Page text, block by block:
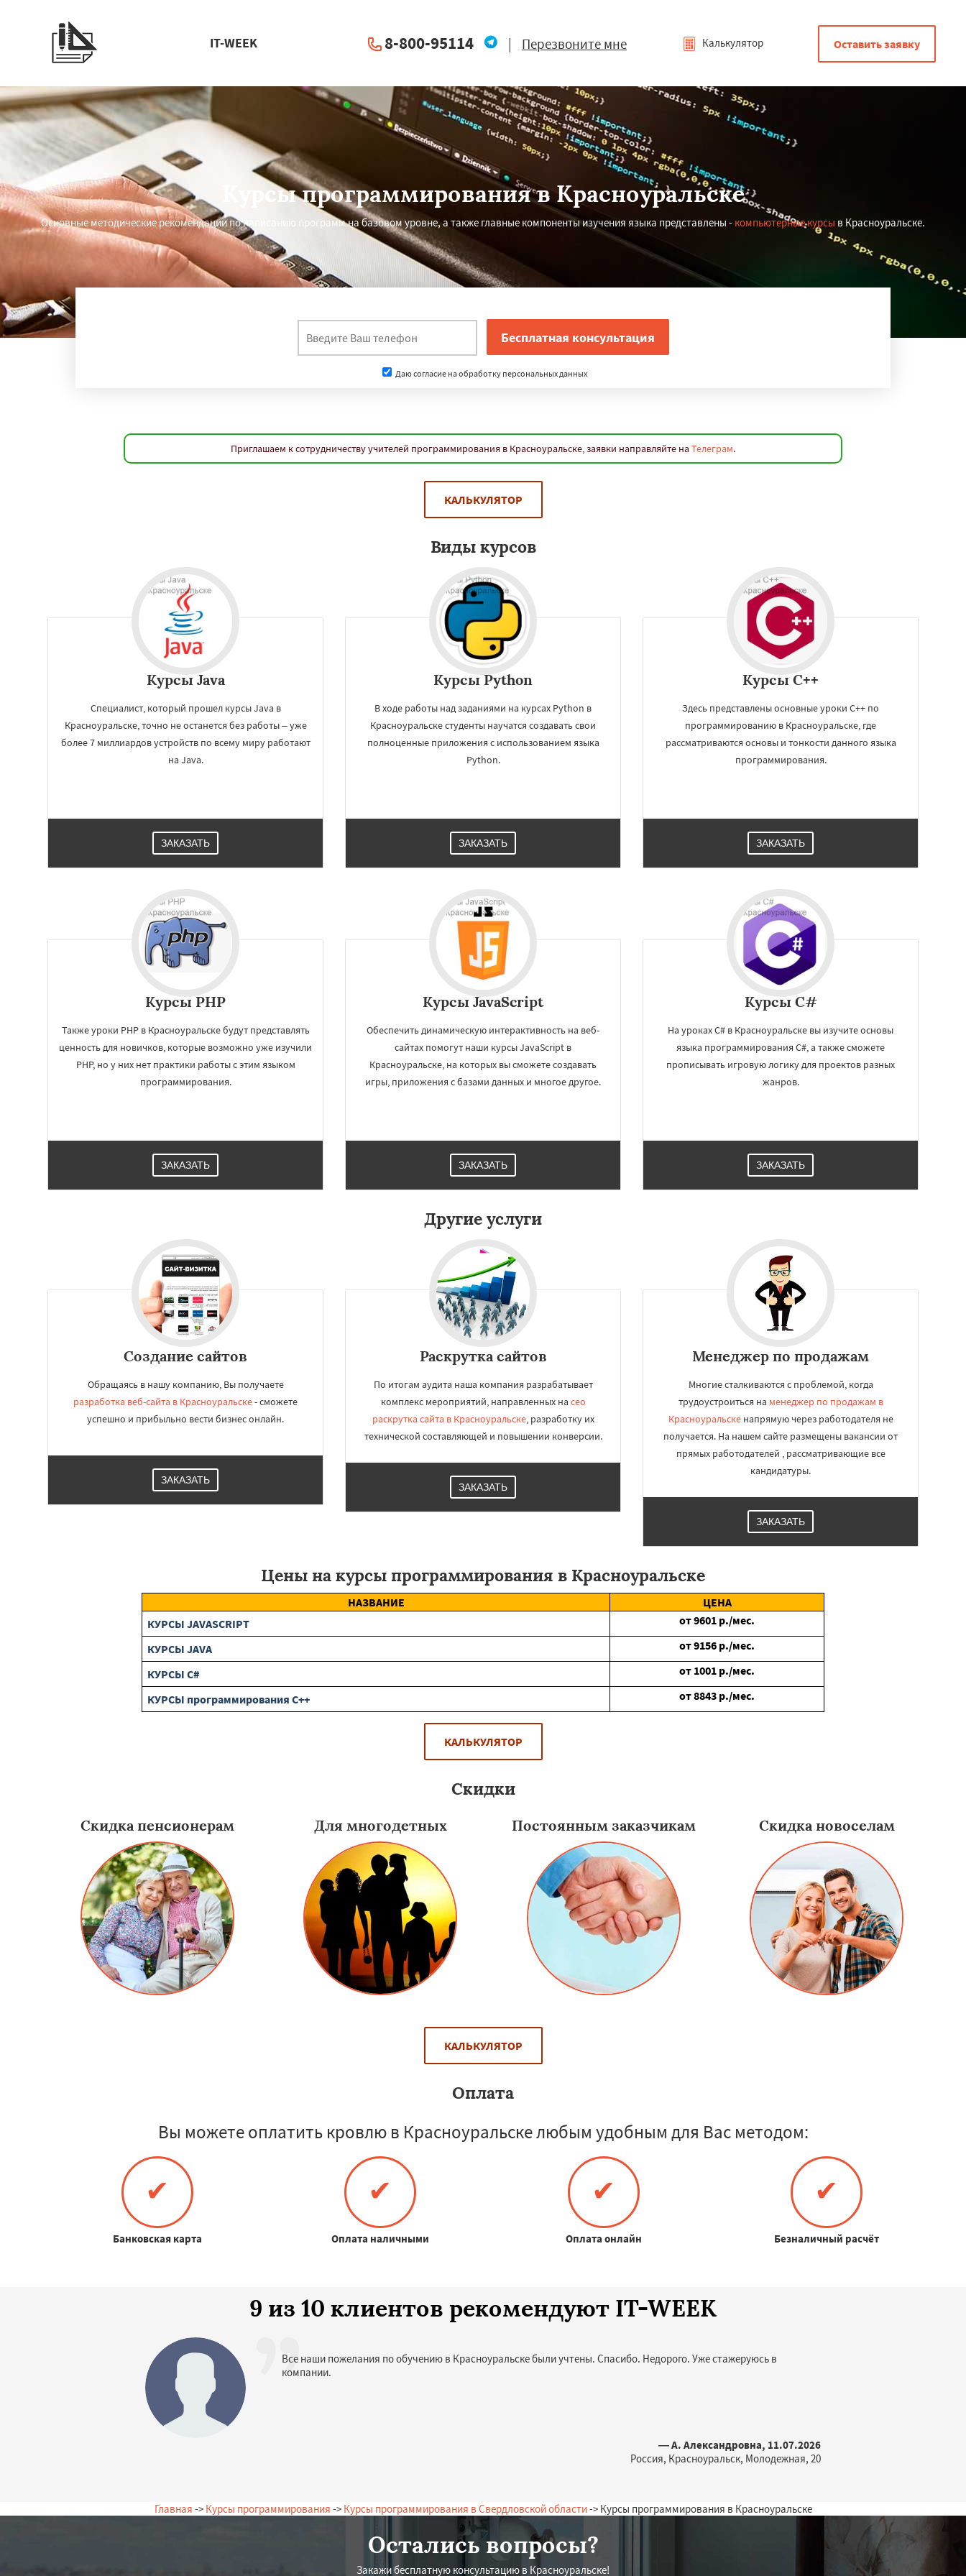
регионам
Михайловск Невьянск Нижние Серги
Новоуральск
IT-WEEK 8-800-95114 | Перезвоните мне Калькулятор Оставить заявку
Курсы программирования в Красноуральске
Основные методические рекомендации по написанию программ на базовом уровне, а также главные компоненты изучения языка представлены - компьютерные курсы в Красноуральске.
Даю согласие на обработку персональных данных
Приглашаем к сотрудничеству учителей программирования в Красноуральске, заявки направляйте на Телеграм.
КАЛЬКУЛЯТОР
Виды курсов
Курсы Java
Специалист, который прошел курсы Java в
Красноуральске, точно не останется без работы – уже
более 7 миллиардов устройств по всему миру работают
на Java.
ЗАКАЗАТЬ
Курсы Python
В ходе работы над заданиями на курсах Python в
Красноуральске студенты научатся создавать свои
полноценные приложения с использованием языка
Python.
ЗАКАЗАТЬ
Курсы C++
Здесь представлены основные уроки C++ по
программированию в Красноуральске, где
рассматриваются основы и тонкости данного языка
программирования.
ЗАКАЗАТЬ
Курсы PHP
Также уроки РНР в Красноуральске будут представлять
ценность для новичков, которые возможно уже изучили
PHP, но у них нет практики работы с этим языком
программирования.
ЗАКАЗАТЬ
Курсы JavaScript
Обеспечить динамическую интерактивность на веб-
сайтах помогут наши курсы JavaScript в
Красноуральске, на которых вы сможете создавать
игры, приложения с базами данных и многое другое.
ЗАКАЗАТЬ
Курсы C#
На уроках C# в Красноуральске вы изучите основы
языка программирования C#, а также сможете
прописывать игровую логику для проектов разных
жанров.
ЗАКАЗАТЬ
Другие услуги
Создание сайтов
Обращаясь в нашу компанию, Вы получаете
разработка веб-сайта в Красноуральске- сможете
успешно и прибыльно вести бизнес онлайн.
ЗАКАЗАТЬ
Раскрутка сайтов
По итогам аудита наша компания разрабатывает
комплекс мероприятий, направленных на сео
раскрутка сайта в Красноуральске, разработку их
технической составляющей и повышении конверсии.
ЗАКАЗАТЬ
Менеджер по продажам
Многие сталкиваются с проблемой, когда
трудоустроиться на менеджер по продажам в
Красноуральскенапрямую через работодателя не
получается. На нашем сайте размещены вакансии от
прямых работодателей , рассматривающие все
кандидатуры.
ЗАКАЗАТЬ
Цены на курсы программирования в Красноуральске
НАЗВАНИЕ
ЦЕНА
КУРСЫ JAVASCRIPT
от9601 р./мес.
КУРСЫ JAVA
от9156 р./мес.
КУРСЫ C#
от 1001 р./мес.
КУРСЫ программирования C++
от8843 р./мес.
КАЛЬКУЛЯТОР
Скидки
Скидка пенсионерам Для многодетных Постоянным заказчикам Скидка новоселам
КАЛЬКУЛЯТОР
Оплата
Вы можете оплатить кровлю в Красноуральске любым удобным для Вас методом:
✔
Банковская карта
✔
Оплата наличными
✔
Оплата онлайн
✔
Безналичный расчёт
9 из 10 клиентов рекомендуют IT-WEEK
Все наши пожелания по обучению в Красноуральске были учтены. Спасибо. Недорого. Уже стажеруюсь в
компании.
— А. Александровна, 11.07.2026
Россия, Красноуральск, Молодежная, 20
Главная -> Курсы программирования -> Курсы программирования в Свердловской области-> Курсы программирования в Красноуральске
Остались вопросы?
Закажи бесплатную консультацию в Красноуральске!
Даю согласие на обработку персональных данных